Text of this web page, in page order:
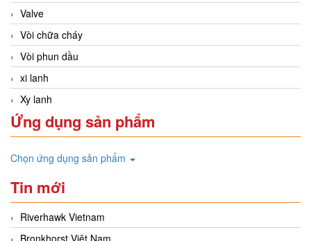
Valve
Vòi chữa cháy
Vòi phun dầu
xi lanh
Xy lanh
Ứng dụng sản phẩm
Chọn ứng dụng sản phẩm
Tin mới
Riverhawk Vietnam